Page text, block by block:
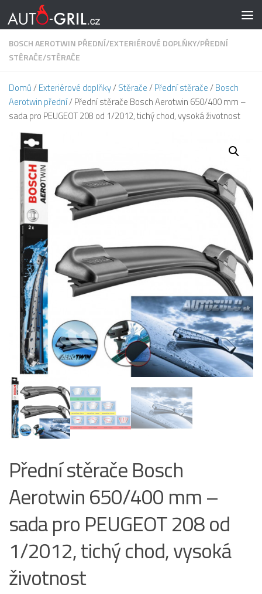
Skip to content
BOSCH AEROTWIN PŘEDNÍ/EXTERIÉROVÉ DOPLŇKY/PŘEDNÍ
STĚRAČE/STĚRAČE
Domů/Exteriérové doplňky/Stěrače/Přední stěrače/Bosch
Aerotwin přední/ Přední stěrače Bosch Aerotwin 650/400 mm –
sada pro PEUGEOT 208 od 1/2012, tichý chod, vysoká životnost
Přední stěrače Bosch
Aerotwin 650/400 mm –
sada pro PEUGEOT 208 od
1/2012, tichý chod, vysoká
životnost